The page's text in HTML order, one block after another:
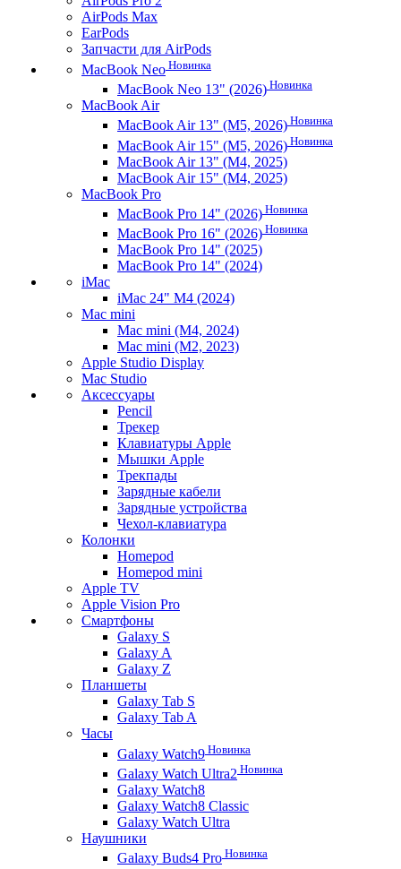
AirPods Max
EarPods
Запчасти для AirPods
MacBook Neo Новинка
MacBook Neo 13" (2026) Новинка
MacBook Air
MacBook Air 13" (M5, 2026) Новинка
MacBook Air 15" (M5, 2026) Новинка
MacBook Air 13" (M4, 2025)
MacBook Air 15" (M4, 2025)
MacBook Pro
MacBook Pro 14" (2026) Новинка
MacBook Pro 16" (2026) Новинка
MacBook Pro 14" (2025)
MacBook Pro 14" (2024)
iMac
iMac 24" M4 (2024)
Mac mini
Mac mini (M4, 2024)
Mac mini (M2, 2023)
Apple Studio Display
Mac Studio
Аксессуары
Pencil
Трекер
Клавиатуры Apple
Мышки Apple
Трекпады
Зарядные кабели
Зарядные устройства
Чехол-клавиатура
Колонки
Homepod
Homepod mini
Apple TV
Apple Vision Pro
Смартфоны
Galaxy S
Galaxy A
Galaxy Z
Планшеты
Galaxy Tab S
Galaxy Tab A
Часы
Galaxy Watch9 Новинка
Galaxy Watch Ultra2 Новинка
Galaxy Watch8
Galaxy Watch8 Classic
Galaxy Watch Ultra
Наушники
Galaxy Buds4 Pro Новинка